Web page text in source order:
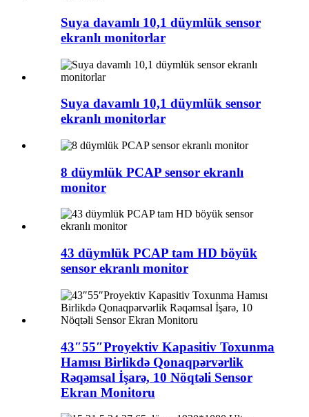
Suya davamlı 10,1 düymlük sensor
ekranlı monitorlar
Suya davamlı 10,1 düymlük sensor
ekranlı monitorlar
8 düymlük PCAP sensor ekranlı
monitor
43 düymlük PCAP tam HD böyük
sensor ekranlı monitor
43″55″Proyektiv Kapasitiv Toxunma
Hamısı Birlikdə Qonaqpərvərlik
Rəqəmsal İşarə, 10 Nöqtəli Sensor
Ekran Monitoru